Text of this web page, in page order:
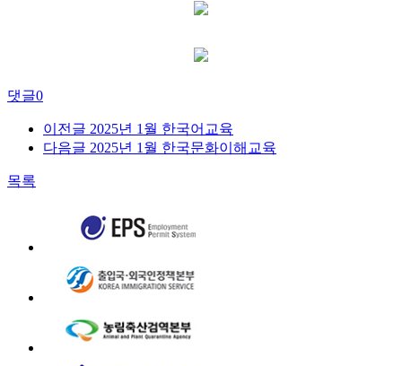
댓글0
이전글 2025년 1월 한국어교육
다음글 2025년 1월 한국문화이해교육
목록